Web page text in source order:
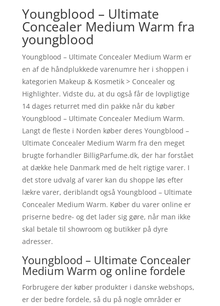
Youngblood – Ultimate
Concealer Medium Warm fra
youngblood
Youngblood – Ultimate Concealer Medium Warm er
en af de håndplukkede varenumre her i shoppen i
kategorien Makeup & Kosmetik > Concealer og
Highlighter. Vidste du, at du også får de lovpligtige
14 dages returret med din pakke når du køber
Youngblood – Ultimate Concealer Medium Warm.
Langt de fleste i Norden køber deres Youngblood –
Ultimate Concealer Medium Warm fra den meget
brugte forhandler BilligParfume.dk, der har forstået
at dække hele Danmark med de helt rigtige varer. I
det store udvalg af varer kan du shoppe løs efter
lækre varer, deriblandt også Youngblood – Ultimate
Concealer Medium Warm. Køber du varer online er
priserne bedre- og det lader sig gøre, når man ikke
skal betale til showroom og butikker på dyre
adresser.
Youngblood – Ultimate Concealer
Medium Warm og online fordele
Forbrugere der køber produkter i danske webshops,
er der bedre fordele, så du på nogle områder er